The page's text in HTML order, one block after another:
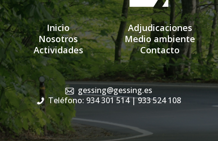
Inicio
Nosotros
Actividades
Adjudicaciones
Medio ambiente
Contacto
gessing@gessing.es
Teléfono: 934 301 514| 933 524 108